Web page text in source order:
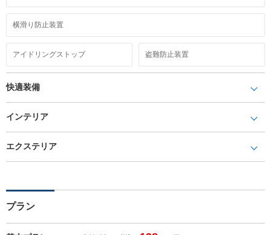
横滑り防止装置
アイドリングストップ 盗難防止装置
快適装備
インテリア
エクステリア
プラン